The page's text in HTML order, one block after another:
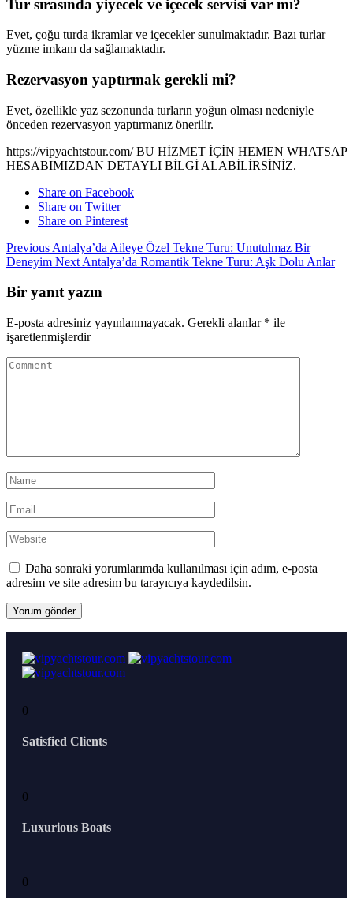
Tur sırasında yiyecek ve içecek servisi var mı?
Evet, çoğu turda ikramlar ve içecekler sunulmaktadır. Bazı turlar
yüzme imkanı da sağlamaktadır.
Rezervasyon yaptırmak gerekli mi?
Evet, özellikle yaz sezonunda turların yoğun olması nedeniyle
önceden rezervasyon yaptırmanız önerilir.
https://vipyachtstour.com/ BU HİZMET İÇİN HEMEN WHATSAP
HESABIMIZDAN DETAYLI BİLGİ ALABİLİRSİNİZ.
Share on Facebook
Share on Twitter
Share on Pinterest
Previous Antalya’da Aileye Özel Tekne Turu: Unutulmaz Bir
Deneyim Next Antalya’da Romantik Tekne Turu: Aşk Dolu Anlar
Bir yanıt yazın
E-posta adresiniz yayınlanmayacak. Gerekli alanlar * ile
işaretlenmişlerdir
Daha sonraki yorumlarımda kullanılması için adım, e-posta
adresim ve site adresim bu tarayıcıya kaydedilsin.
0
Satisfied Clients
0
Luxurious Boats
0